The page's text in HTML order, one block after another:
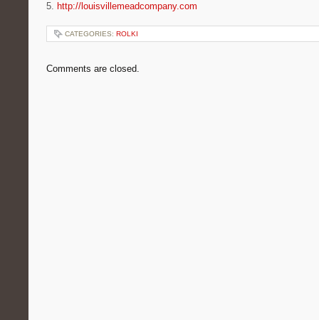
5. http://louisvillemeadcompany.com
CATEGORIES: ROLKI
Comments are closed.